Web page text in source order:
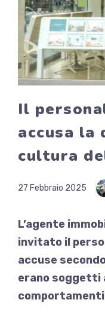
Il
accusa
cultura
27 Febbraio 2025
L’agente
invitato il
accuse
erano soggetti